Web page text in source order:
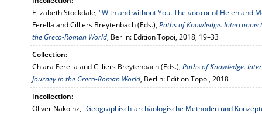
Elizabeth Stockdale, "With and without You. The νόστοι of Helen and
Ferella and Cilliers Breytenbach (Eds.), Paths of Knowledge.
the Greco-Roman World, Berlin: Edition Topoi, 2018, 19–33
Collection:
Chiara Ferella and Cilliers Breytenbach (Eds.), Paths of Knowledge.
Journey in the Greco-Roman World, Berlin: Edition Topoi, 2018
Incollection:
Oliver Nakoinz, "Geographisch-archäologische Methoden und